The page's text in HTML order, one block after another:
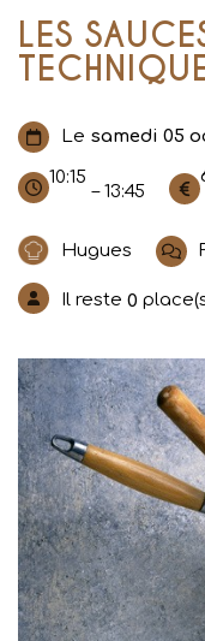
LES
Le samedi 05
10:15
– 13:45
Hugues
Il reste 0